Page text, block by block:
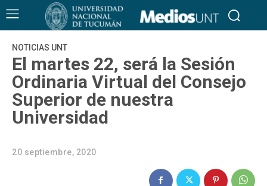
NOTICIAS UNT
El martes 22, será la Sesión
Ordinaria Virtual del Consejo
Superior de nuestra
Universidad
20 septiembre, 2020